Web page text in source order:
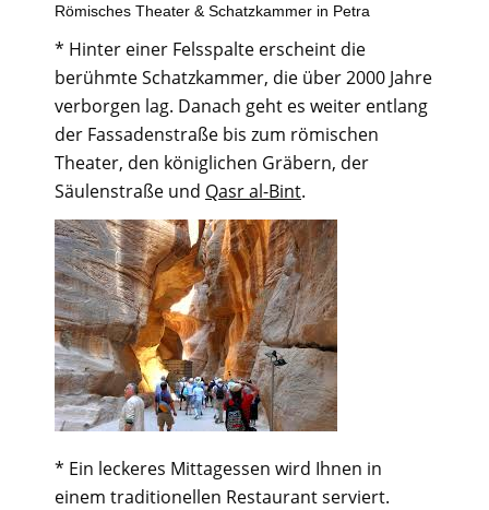
Römisches Theater & Schatzkammer in Petra
* Hinter einer Felsspalte erscheint die
berühmte Schatzkammer, die über 2000 Jahre
verborgen lag. Danach geht es weiter entlang
der Fassadenstraße bis zum römischen
Theater, den königlichen Gräbern, der
Säulenstraße und Qasr al-Bint.
* Ein leckeres Mittagessen wird Ihnen in
einem traditionellen Restaurant serviert.